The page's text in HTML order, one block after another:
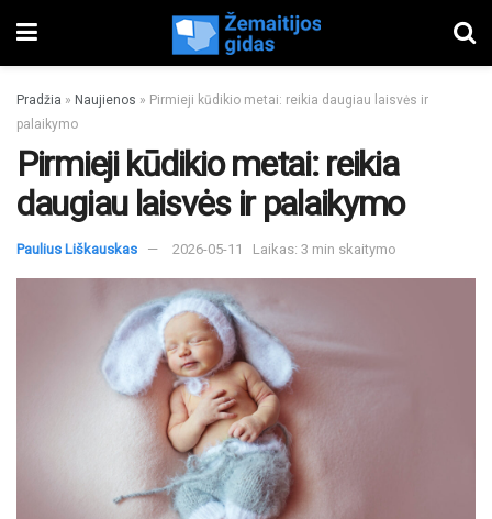
Pradžia » Naujienos » Pirmieji kūdikio metai: reikia daugiau laisvės ir
palaikymo
Pirmieji kūdikio metai: reikia
daugiau laisvės ir palaikymo
Paulius Liškauskas 2026-05-11 Laikas: 3 min skaitymo